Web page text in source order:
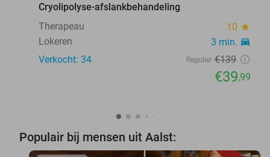
Cryolipolyse-afslankbehandeling
Therapeau
10 star
Lokeren 3 min. directions_car
Verkocht: 34 Regulier €139
€39,99
Populair bij mensen uit Aalst: